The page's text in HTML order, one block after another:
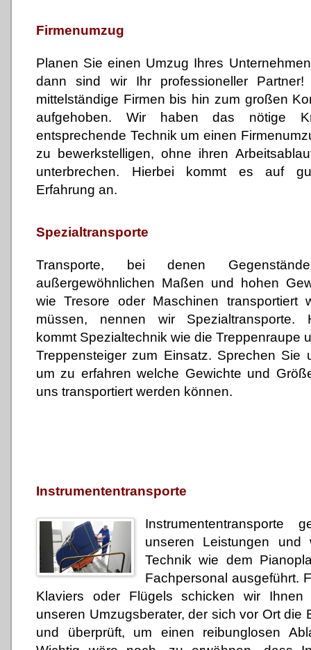
Firmenumzug
Planen Sie einen Umzug Ihres
dann sind wir Ihr professioneller Partner!
mittelständige Firmen bis hin zum großen
aufgehoben. Wir haben das nötige
entsprechende Technik um einen
zu bewerkstelligen, ohne ihren
unterbrechen. Hierbei kommt es auf
Erfahrung an.
Spezialtransporte
Transporte, bei denen
außergewöhnlichen Maßen und hohen
wie Tresore oder Maschinen transportiert
müssen, nennen wir Spezialtransporte.
kommt Spezialtechnik wie die Treppenraupe
Treppensteiger zum Einsatz. Sprechen Sie
um zu erfahren welche Gewichte und
uns transportiert werden können.
Instrumententransporte
Instrumententransporte
unseren Leistungen und
Technik wie dem
Fachpersonal ausgeführt.
Klaviers oder Flügels schicken wir Ihnen
unseren Umzugsberater, der sich vor Ort die
und überprüft, um einen reibunglosen